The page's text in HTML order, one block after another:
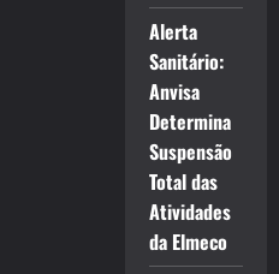
Alerta
Sanitário:
Anvisa
Determina
Suspensão
Total das
Atividades
da Elmeco